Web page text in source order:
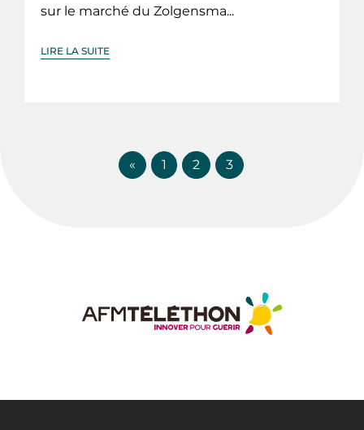
sur le marché du Zolgensma...
LIRE LA SUITE
« 1 2 3